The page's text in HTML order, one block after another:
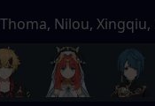
Nilou, Xingqiu,